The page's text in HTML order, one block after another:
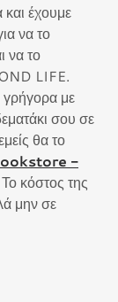
έχουμε
να το
να το
LIFE.
με
σου σε
θα το
-
Το κόστος της
μην σε